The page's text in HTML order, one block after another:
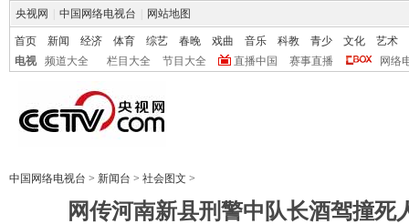
央视网 中国网络电视台 网站地图
首页 新闻 经济 体育 综艺 春晚 戏曲 音乐 科教 青少 文化
艺术
电视
频道大全 栏目大全 节目大全 直播中国 赛事直播 网络
中国网络电视台 > 新闻台 > 社会图文 >
网传河南新县刑警中队长酒驾撞死